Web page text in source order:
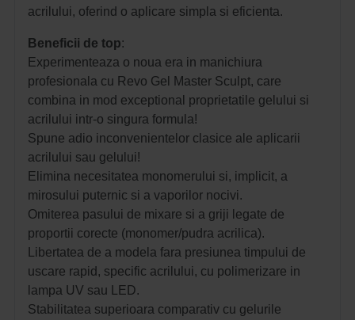
acrilului, oferind o aplicare simpla si eficienta.
Beneficii de top:
Experimenteaza o noua era in manichiura
profesionala cu Revo Gel Master Sculpt, care
combina in mod exceptional proprietatile gelului si
acrilului intr-o singura formula!
Spune adio inconvenientelor clasice ale aplicarii
acrilului sau gelului!
Elimina necesitatea monomerului si, implicit, a
mirosului puternic si a vaporilor nocivi.
Omiterea pasului de mixare si a griji legate de
proportii corecte (monomer/pudra acrilica).
Libertatea de a modela fara presiunea timpului de
uscare rapid, specific acrilului, cu polimerizare in
lampa UV sau LED.
Stabilitatea superioara comparativ cu gelurile